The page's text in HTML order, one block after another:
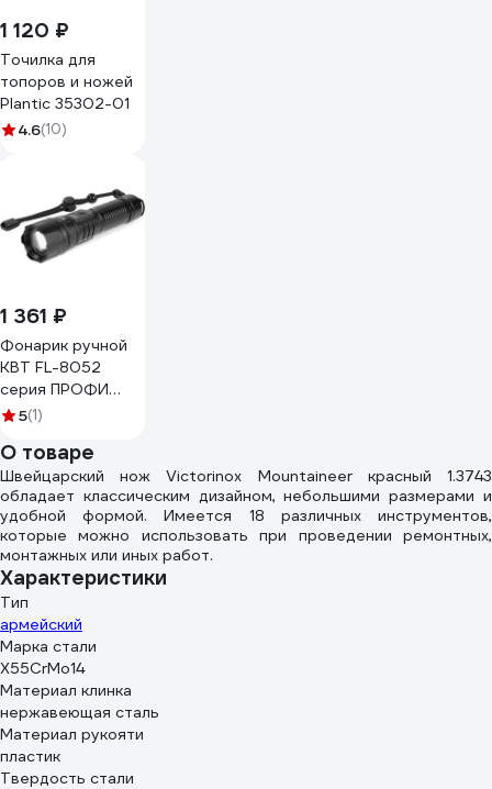
1 120 ₽
Точилка для
топоров и ножей
Plantic 35302-01
4.6(10)
1 361 ₽
Фонарик ручной
КВТ FL-8052
серия ПРОФИ
103874
5(1)
О товаре
Швейцарский нож Victorinox Mountaineer красный 1.3743
обладает классическим дизайном, небольшими размерами и
удобной формой. Имеется 18 различных инструментов,
которые можно использовать при проведении ремонтных,
монтажных или иных работ.
Характеристики
Тип
армейский
Марка стали
X55CrMo14
Материал клинка
нержавеющая сталь
Материал рукояти
пластик
Твердость стали